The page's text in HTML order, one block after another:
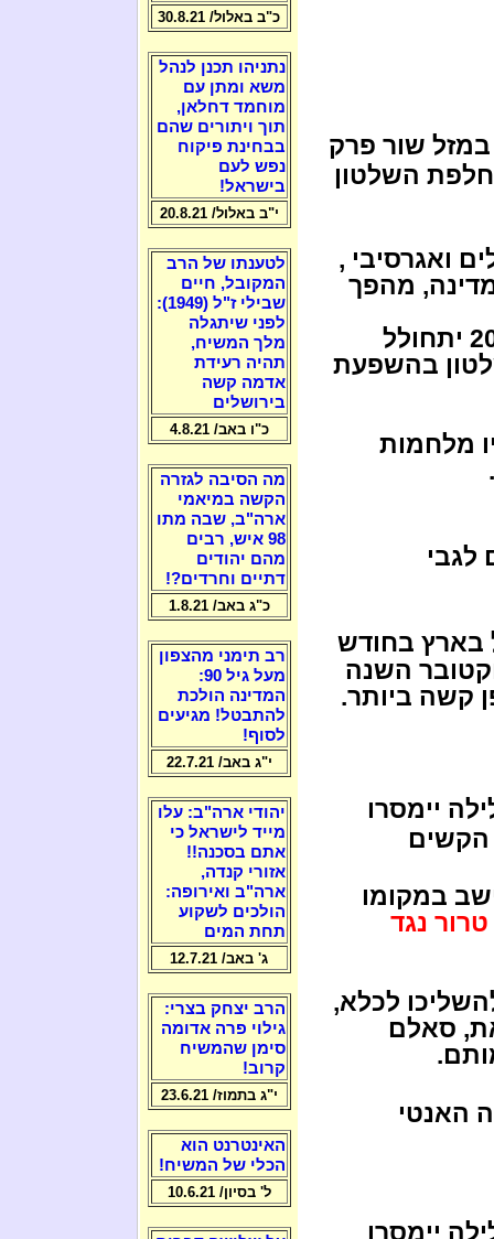
שור פרק
השלטון
ואגרסיבי ,
מהפך
בין חודש מאי 2018 עד חודש מרץ 2019 יתחולל
בהשפעת
מלחמות
לגבי
בחודש
השנה
קשה ביותר.
יימסרו
הקשים
במקומו
טרור נגד
לכלא,
סאלם
האנטי
יימסרו
כ"ב באלול/ 30.8.21
נתניהו תכנן לנהל
משא ומתן עם
מוחמד דחלאן,
תוך ויתורים שהם
בבחינת פיקוח
נפש לעם
בישראל!
י"ב באלול/ 20.8.21
לטענתו של הרב
המקובל, חיים
שבילי ז"ל (1949):
לפני שיתגלה
מלך המשיח,
תהיה רעידת
אדמה קשה
בירושלים
כ"ו באב/ 4.8.21
מה הסיבה לגזרה
הקשה במיאמי
ארה"ב, שבה מתו
98 איש, רבים
מהם יהודים
דתיים וחרדים?!
כ"ג באב/ 1.8.21
רב תימני מהצפון
מעל גיל 90:
המדינה הולכת
להתבטל! מגיעים
לסוף!
י"ג באב/ 22.7.21
יהודי ארה"ב: עלו
מייד לישראל כי
אתם בסכנה!!
אזורי קנדה,
ארה"ב ואירופה:
הולכים לשקוע
תחת המים
ג' באב/ 12.7.21
הרב יצחק בצרי:
גילוי פרה אדומה
סימן שהמשיח
קרוב!
י"ג בתמוז/ 23.6.21
האינטרנט הוא
הכלי של המשיח!
ל' בסיון/ 10.6.21